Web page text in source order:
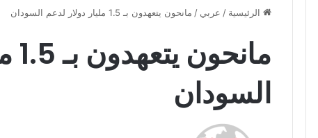
الرئيسية / عربي / مانحون يتعهدون بـ 1.5 مليار دولار لدعم السودان
السودان